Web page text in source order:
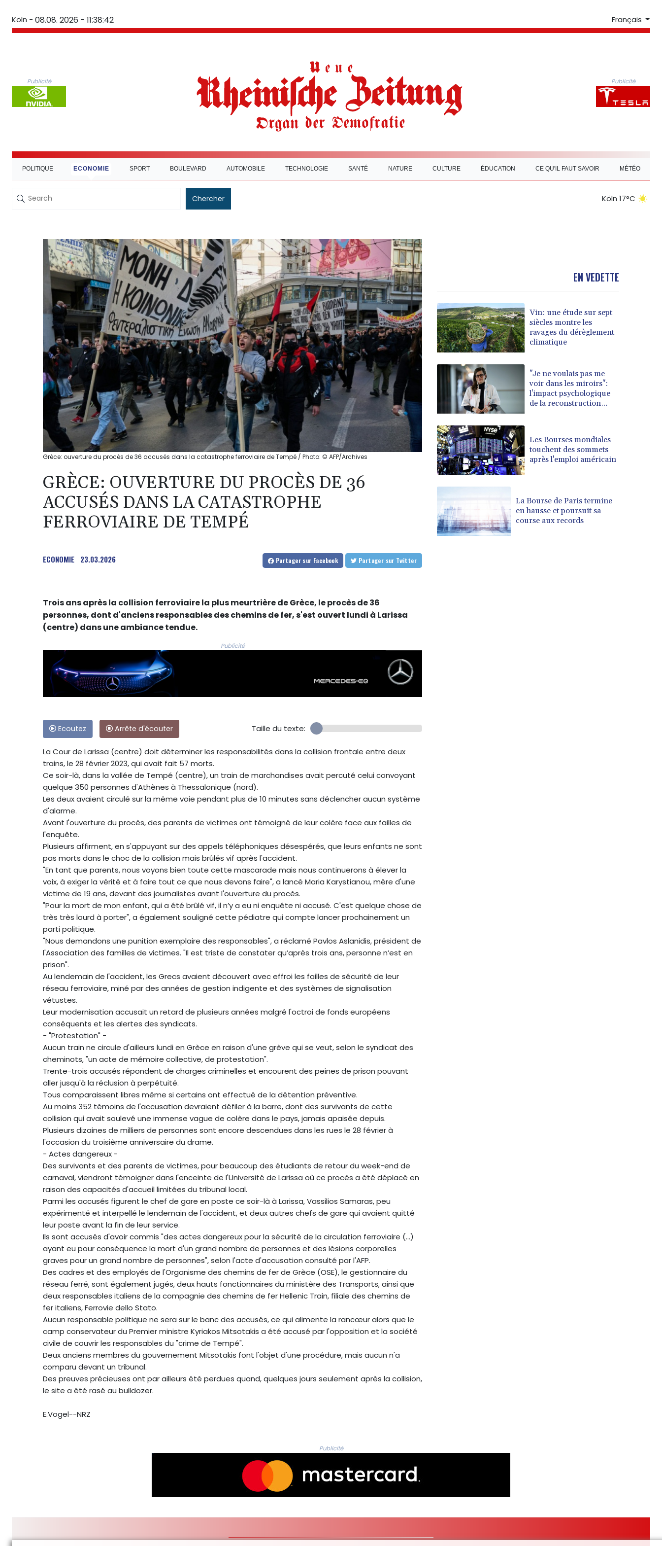
Köln - 08.08. 2026 - 11:38:43 Français
Publicité Publicité
POLITIQUE ECONOMIE SPORT BOULEVARD AUTOMOBILE TECHNOLOGIE SANTÉ NATURE CULTURE ÉDUCATION CE QU'IL FAUT SAVOIR MÉTÉO
Chercher Köln 17°C
Grèce: ouverture du procès de 36 accusés dans la catastrophe ferroviaire de Tempé / Photo: © AFP/Archives
GRÈCE: OUVERTURE DU PROCÈS DE 36
ACCUSÉS DANS LA CATASTROPHE
FERROVIAIRE DE TEMPÉ
ECONOMIE 23.03.2026 Partager sur Facebook Partager sur Twitter
Trois ans après la collision ferroviaire la plus meurtrière de Grèce, le procès de 36
personnes, dont d'anciens responsables des chemins de fer, s'est ouvert lundi à Larissa
(centre) dans une ambiance tendue.
Publicité
Ecoutez Arrête d'écouter Taille du texte:
La Cour de Larissa (centre) doit déterminer les responsabilités dans la collision frontale entre deux
trains, le 28 février 2023, qui avait fait 57 morts.
Ce soir-là, dans la vallée de Tempé (centre), un train de marchandises avait percuté celui convoyant
quelque 350 personnes d'Athènes à Thessalonique (nord).
Les deux avaient circulé sur la même voie pendant plus de 10 minutes sans déclencher aucun système
d'alarme.
Avant l'ouverture du procès, des parents de victimes ont témoigné de leur colère face aux failles de
l'enquête.
Plusieurs affirment, en s'appuyant sur des appels téléphoniques désespérés, que leurs enfants ne sont
pas morts dans le choc de la collision mais brûlés vif après l'accident.
"En tant que parents, nous voyons bien toute cette mascarade mais nous continuerons à élever la
voix, à exiger la vérité et à faire tout ce que nous devons faire", a lancé Maria Karystianou, mère d'une
victime de 19 ans, devant des journalistes avant l'ouverture du procès.
"Pour la mort de mon enfant, qui a été brûlé vif, il n’y a eu ni enquête ni accusé. C'est quelque chose de
très très lourd à porter", a également souligné cette pédiatre qui compte lancer prochainement un
parti politique.
"Nous demandons une punition exemplaire des responsables", a réclamé Pavlos Aslanidis, président de
l'Association des familles de victimes. "Il est triste de constater qu’après trois ans, personne n’est en
prison".
Au lendemain de l'accident, les Grecs avaient découvert avec effroi les failles de sécurité de leur
réseau ferroviaire, miné par des années de gestion indigente et des systèmes de signalisation
vétustes.
Leur modernisation accusait un retard de plusieurs années malgré l'octroi de fonds européens
conséquents et les alertes des syndicats.
- "Protestation" -
Aucun train ne circule d'ailleurs lundi en Grèce en raison d'une grève qui se veut, selon le syndicat des
cheminots, "un acte de mémoire collective, de protestation".
Trente-trois accusés répondent de charges criminelles et encourent des peines de prison pouvant
aller jusqu'à la réclusion à perpétuité.
Tous comparaissent libres même si certains ont effectué de la détention préventive.
Au moins 352 témoins de l'accusation devraient défiler à la barre, dont des survivants de cette
collision qui avait soulevé une immense vague de colère dans le pays, jamais apaisée depuis.
Plusieurs dizaines de milliers de personnes sont encore descendues dans les rues le 28 février à
l'occasion du troisième anniversaire du drame.
- Actes dangereux -
Des survivants et des parents de victimes, pour beaucoup des étudiants de retour du week-end de
carnaval, viendront témoigner dans l'enceinte de l'Université de Larissa où ce procès a été déplacé en
raison des capacités d'accueil limitées du tribunal local.
Parmi les accusés figurent le chef de gare en poste ce soir-là à Larissa, Vassilios Samaras, peu
expérimenté et interpellé le lendemain de l'accident, et deux autres chefs de gare qui avaient quitté
leur poste avant la fin de leur service.
Ils sont accusés d'avoir commis "des actes dangereux pour la sécurité de la circulation ferroviaire (...)
ayant eu pour conséquence la mort d'un grand nombre de personnes et des lésions corporelles
graves pour un grand nombre de personnes", selon l'acte d'accusation consulté par l'AFP.
Des cadres et des employés de l'Organisme des chemins de fer de Grèce (OSE), le gestionnaire du
réseau ferré, sont également jugés, deux hauts fonctionnaires du ministère des Transports, ainsi que
deux responsables italiens de la compagnie des chemins de fer Hellenic Train, filiale des chemins de
fer italiens, Ferrovie dello Stato.
Aucun responsable politique ne sera sur le banc des accusés, ce qui alimente la rancœur alors que le
camp conservateur du Premier ministre Kyriakos Mitsotakis a été accusé par l'opposition et la société
civile de couvrir les responsables du "crime de Tempé".
Deux anciens membres du gouvernement Mitsotakis font l'objet d'une procédure, mais aucun n'a
comparu devant un tribunal.
Des preuves précieuses ont par ailleurs été perdues quand, quelques jours seulement après la collision,
le site a été rasé au bulldozer.
E.Vogel--NRZ
EN VEDETTE
Vin: une étude sur sept
siècles montre les
ravages du dérèglement
climatique
"Je ne voulais pas me
voir dans les miroirs":
l'impact psychologique
de la reconstruction
Les Bourses mondiales
touchent des sommets
après l'emploi américain
La Bourse de Paris termine
en hausse et poursuit sa
course aux records
Publicité